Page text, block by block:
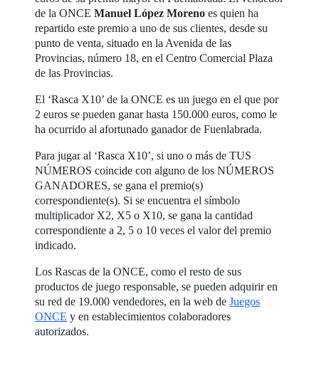
de la ONCEManuel López Moreno es quien ha
repartido este premio a uno de sus clientes, desde su
punto de venta, situado en la Avenida de las
Provincias, número 18, en el Centro Comercial Plaza
de las Provincias.
El ‘Rasca X10’ de la ONCE es un juego en el que por
2 euros se pueden ganar hasta 150.000 euros, como le
ha ocurrido al afortunado ganador de Fuenlabrada.
Para jugar al ‘Rasca X10’, si uno o más de TUS
NÚMEROS coincide con alguno de los NÚMEROS
GANADORES, se gana el premio(s)
correspondiente(s). Si se encuentra el símbolo
multiplicador X2, X5 o X10, se gana la cantidad
correspondiente a 2, 5 o 10 veces el valor del premio
indicado.
Los Rascas de la ONCE, como el resto de sus
productos de juego responsable, se pueden adquirir en
su red de 19.000 vendedores, en la web deJuegos
ONCE y en establecimientos colaboradores
autorizados.